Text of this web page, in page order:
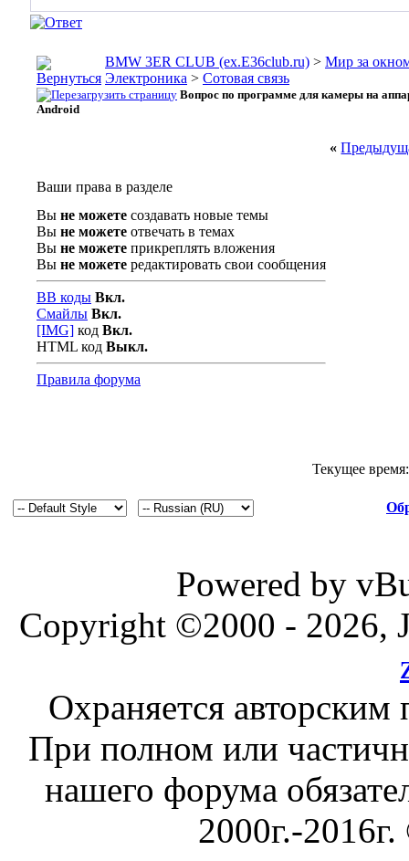
BMW 3ER CLUB (ex.E36club.ru) > Мир за
Электроника > Сотовая связь
Вопрос по программе для камеры на
Android
«
Ваши права в разделе
Вы не можете создавать новые темы
Вы не можете отвечать в темах
Вы не можете прикреплять вложения
Вы не можете редактировать свои сообщения
BB коды Вкл.
Смайлы Вкл.
[IMG] код Вкл.
HTML код Выкл.
Правила форума
Текущее
Powered by
Copyright ©2000 - 2026,
Охраняется
При полном или
нашего форума
2000г.-